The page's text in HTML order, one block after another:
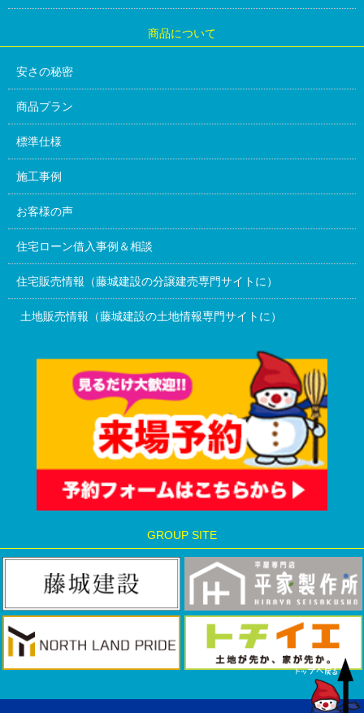
商品について
安さの秘密
商品プラン
標準仕様
施工事例
お客様の声
住宅ローン借入事例＆相談
住宅販売情報（藤城建設の分譲建売専門サイトに）
土地販売情報（藤城建設の土地情報専門サイトに）
GROUP SITE